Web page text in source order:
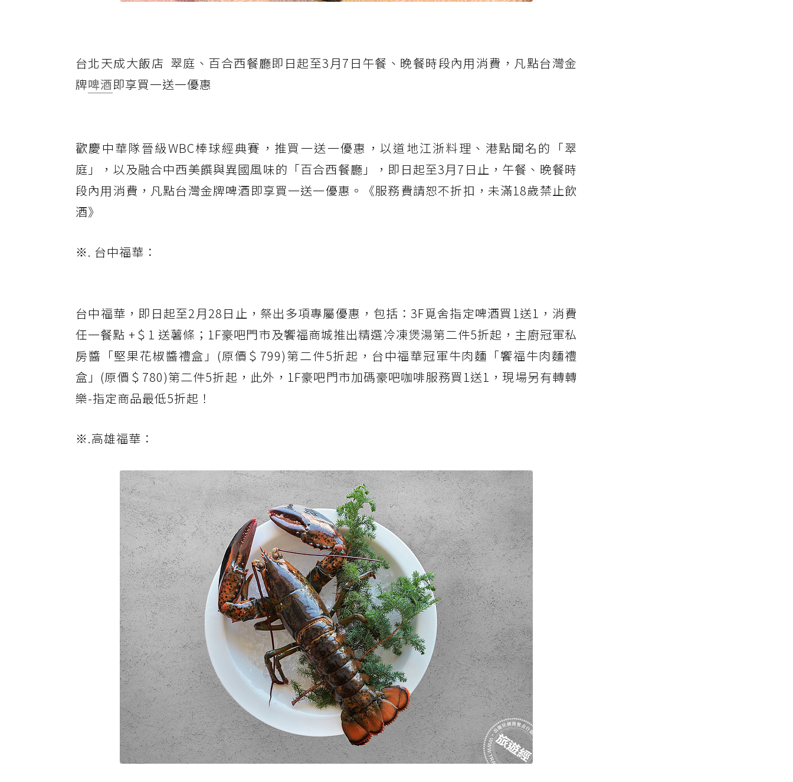
台北天成大飯店 翠庭、百合西餐廳即日起至3月7日午餐、晚餐時段內用消費，凡點台灣金
牌啤酒即享買一送一優惠
歡慶中華隊晉級WBC棒球經典賽，推買一送一優惠，以道地江浙料理、港點聞名的「翠
庭」，以及融合中西美饌與異國風味的「百合西餐廳」，即日起至3月7日止，午餐、晚餐時
段內用消費，凡點台灣金牌啤酒即享買一送一優惠。《服務費請恕不折扣，未滿18歲禁止飲
酒》
※. 台中福華：
台中福華，即日起至2月28日止，祭出多項專屬優惠，包括：3F覓舍指定啤酒買1送1，消費
任一餐點 +＄1 送薯條；1F豪吧門市及饗福商城推出精選冷凍煲湯第二件5折起，主廚冠軍私
房醬「堅果花椒醬禮盒」(原價＄799)第二件5折起，台中福華冠軍牛肉麵「饗福牛肉麵禮
盒」(原價＄780)第二件5折起，此外，1F豪吧門市加碼豪吧咖啡服務買1送1，現場另有轉轉
樂-指定商品最低5折起！
※.高雄福華：